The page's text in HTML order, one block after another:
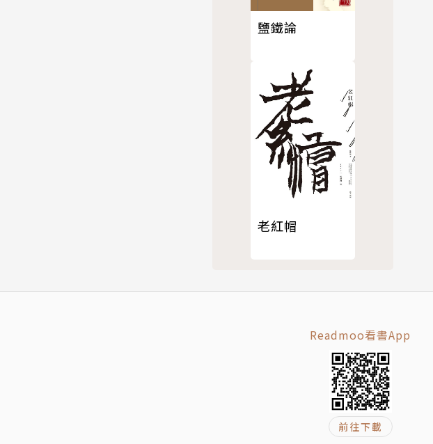
《紐約時報》與美國圖書館協
、全國精神疾病聯盟紐約分會
四處演講，並擔任哥倫比亞大學
學貝克萊學院講師，同時也是
室主任。他還是哥倫比亞大學
鹽鐵論
老紅帽
Readmoo看書App
前往下載